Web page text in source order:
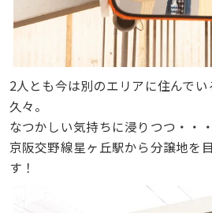
2人とも今は別のエリアに住んで
久々。
なつかしい気持ちに浸りつつ・・・
京阪交野線星ヶ丘駅から分譲地を
す！